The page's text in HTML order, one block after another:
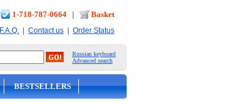
1-718-787-0664 | Basket
F.A.Q. | Contact us | Order Status
Russian keyboard
Advanced search
BESTSELLERS